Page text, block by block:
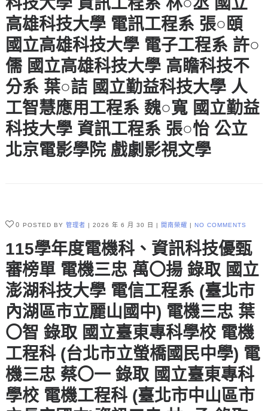
高雄科技大學 電訊工程系 張○頤
國立高雄科技大學 電子工程系 許○
儒 國立高雄科技大學 高瞻科技不
分系 葉○詰 國立勤益科技大學 人
工智慧應用工程系 魏○寬 國立勤益
科技大學 資訊工程系 張○怡 公立
北京電影學院 戲劇影視文學
0 POSTED BY 管理者 2026 年 6 月 30 日 開南榮耀 NO COMMENTS
115學年度電機科、資訊科技優甄
審榜單 電機三忠 萬〇揚 錄取 國立
澎湖科技大學 電信工程系 (臺北市
內湖區市立麗山國中) 電機三忠 葉
〇智 錄取 國立臺東專科學校 電機
工程科 (台北市立螢橋國民中學) 電
機三忠 蔡〇一 錄取 國立臺東專科
學校 電機工程科 (臺北市中山區市